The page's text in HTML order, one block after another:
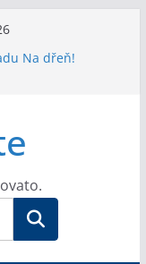
Na dřeň!
Teprve
do kostela!
Kulpy v knižní